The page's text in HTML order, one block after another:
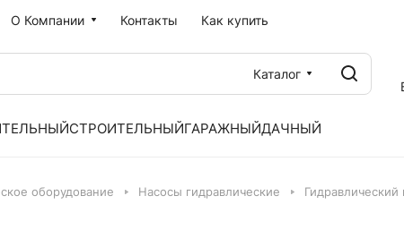
О Компании Контакты Как купить
Каталог
СТРОИТЕЛЬНЫЙГАРАЖНЫЙДАЧНЫЙ
оборудование Насосы гидравлические